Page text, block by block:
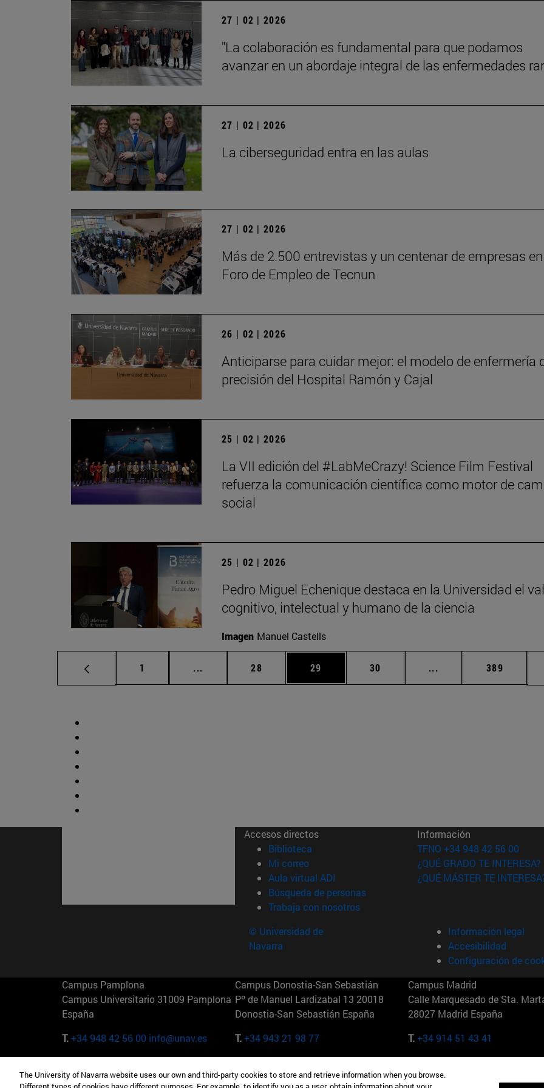
27 | 02 | 2026
"La colaboración es fundamental para que podamos
avanzar en un abordaje integral de las enfermedades
27 | 02 | 2026
La ciberseguridad entra en las aulas
27 | 02 | 2026
Más de 2.500 entrevistas y un centenar de empresas
Foro de Empleo de Tecnun
26 | 02 | 2026
Anticiparse para cuidar mejor: el modelo de enfermería
precisión del Hospital Ramón y Cajal
25 | 02 | 2026
La VII edición del #LabMeCrazy! Science Film Festival
refuerza la comunicación científica como motor de
social
25 | 02 | 2026
Pedro Miguel Echenique destaca en la Universidad el
cognitivo, intelectual y humano de la ciencia
Imagen Manuel Castells
Página
1 ... Páginas intermedias Use TAB para desplazarse.
Página
28 Página
29 Página
30 ... Páginas intermedias
Página
389
Accesos directos
Biblioteca (abre en nueva ventana)
Mi correo(abre en nueva ventana)
Aula virtual ADI (abre en nueva ventana)
Búsqueda de personas(abre en nueva ventana)
Trabaja con nosotros(abre en nueva ventana)
Información
TFNO +34 948 42 56 00
¿QUÉ GRADO TE INTERESA?
¿QUÉ MÁSTER TE
© Universidad de
Navarra
Información legal
Accesibilidad
Configuración de
Campus Pamplona
Campus Universitario 31009 Pamplona
España
T.+34 948 42 56 00 info@unav.es
Campus Donostia-San Sebastián
Pº de Manuel Lardizabal 13 20018
Donostia-San Sebastián España
T.+34 943 21 98 77
Campus Madrid
Calle Marquesado de Sta.
28027 Madrid España
T.+34 914 51 43 41
Camino del Cerro Águila 3 28023
165 W 57th St 10019-2201 Nueva York Maria-Theresia-Straße 15 81675
The University of Navarra website uses our own and third-party cookies to store and retrieve information when you browse.